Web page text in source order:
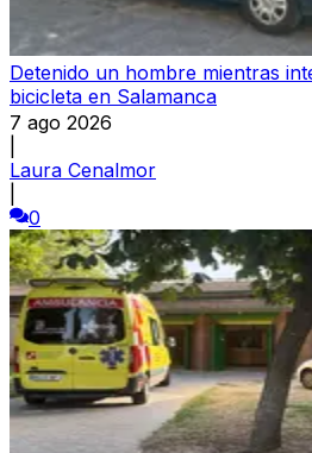
Detenido un hombre mientras
bicicleta en Salamanca
7 ago 2026
Laura Cenalmor
0